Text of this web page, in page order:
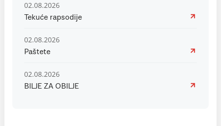
02.08.2026
Tekuće rapsodije
02.08.2026
Paštete
02.08.2026
BILJE ZA OBILJE